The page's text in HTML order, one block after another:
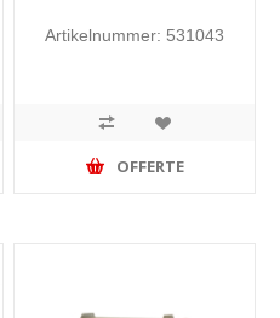
Artikelnummer: 531043
OFFERTE